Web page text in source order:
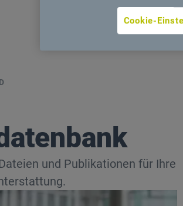
und Publikationen für Ihre
Cookie-